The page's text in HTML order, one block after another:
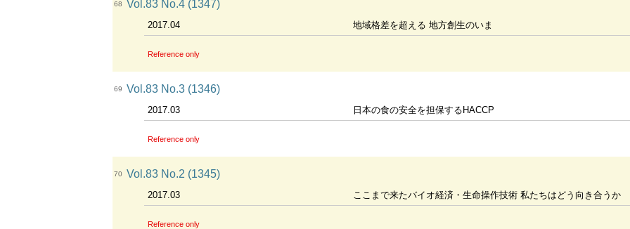
68 Vol.83 No.4 (1347)
2017.04 地域格差を超える 地方創生のいま
Reference only
69 Vol.83 No.3 (1346)
2017.03 日本の食の安全を担保するHACCP
Reference only
70 Vol.83 No.2 (1345)
2017.03 ここまで来たバイオ経済・生命操作技術 私たちはどう向き合うか
Reference only